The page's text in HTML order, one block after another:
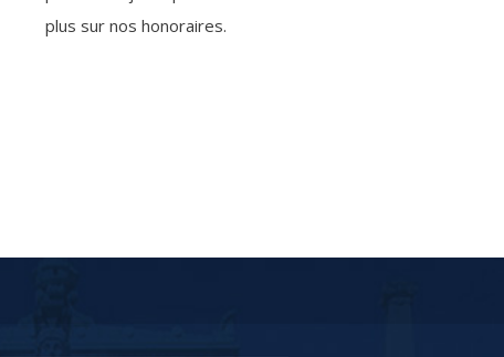
plus sur nos honoraires.